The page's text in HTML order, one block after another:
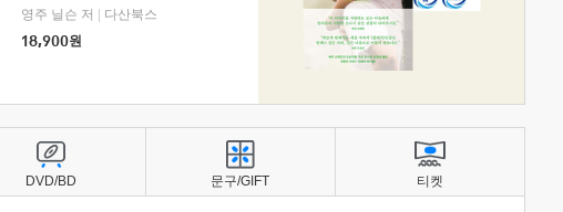
영주 닐슨 저
다산북스
18,900원
DVD/BD 문구/GIFT 티켓